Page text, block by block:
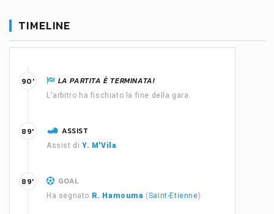
TIMELINE
LA PARTITA È TERMINATA!
L'arbitro ha fischiato la fine della gara.
90'
ASSIST
Assist di Y. M'Vila
89'
GOAL
Ha segnato R. Hamouma (Saint-Etienne)
89'